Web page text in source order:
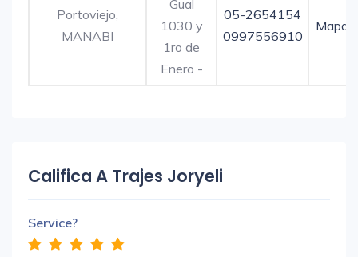
Portoviejo,
MANABI
Gual
1030 y
1ro de
Enero -
05-2654154
0997556910
Mapa
Califica A Trajes Joryeli
Service?